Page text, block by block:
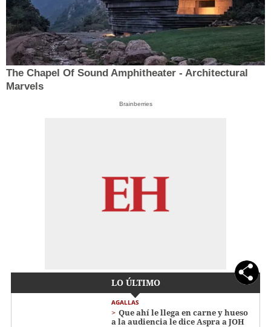
The Chapel Of Sound Amphitheater - Architectural
Marvels
Brainberries
LO ÚLTIMO
AGALLAS
Que ahí le llega en carne y hueso
a la audiencia le dice Aspra a JOH